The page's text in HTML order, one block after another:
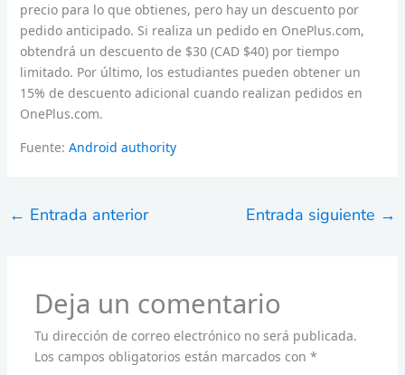
precio para lo que obtienes, pero hay un descuento por
pedido anticipado. Si realiza un pedido en OnePlus.com,
obtendrá un descuento de $30 (CAD $40) por tiempo
limitado. Por último, los estudiantes pueden obtener un
15% de descuento adicional cuando realizan pedidos en
OnePlus.com.
Fuente: Android authority
← Entrada anterior Entrada siguiente →
Deja un comentario
Tu dirección de correo electrónico no será publicada.
Los campos obligatorios están marcados con *